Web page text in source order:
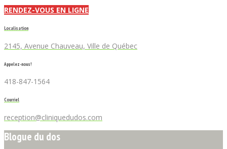
RENDEZ-VOUS EN LIGNE
Localisation
2145, Avenue Chauveau, Ville de Québec
Appelez-nous!
418-847-1564
Courriel
reception@cliniquedudos.com
Blogue du dos